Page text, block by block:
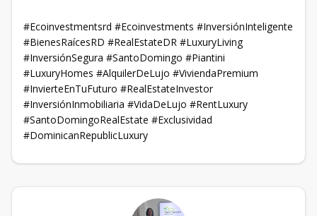
#Ecoinvestmentsrd #Ecoinvestments #InversiónInteligente
#BienesRaícesRD #RealEstateDR #LuxuryLiving
#InversiónSegura #SantoDomingo #Piantini
#LuxuryHomes #AlquilerDeLujo #ViviendaPremium
#InvierteEnTuFuturo #RealEstateInvestor
#InversiónInmobiliaria #VidaDeLujo #RentLuxury
#SantoDomingoRealEstate #Exclusividad
#DominicanRepublicLuxury